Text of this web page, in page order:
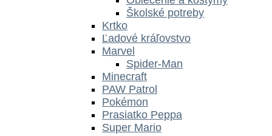
Školské potreby
Krtko
Ľadové kráľovstvo
Marvel
Spider-Man
Minecraft
PAW Patrol
Pokémon
Prasiatko Peppa
Super Mario